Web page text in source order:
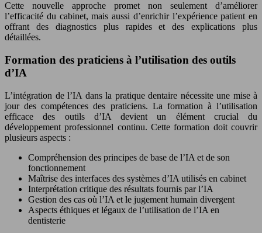
Cette nouvelle approche promet non seulement d’améliorer
l’efficacité du cabinet, mais aussi d’enrichir l’expérience patient en
offrant des diagnostics plus rapides et des explications plus
détaillées.
Formation des praticiens à l’utilisation des outils
d’IA
L’intégration de l’IA dans la pratique dentaire nécessite une mise à
jour des compétences des praticiens. La formation à l’utilisation
efficace des outils d’IA devient un élément crucial du
développement professionnel continu. Cette formation doit couvrir
plusieurs aspects :
Compréhension des principes de base de l’IA et de son
fonctionnement
Maîtrise des interfaces des systèmes d’IA utilisés en cabinet
Interprétation critique des résultats fournis par l’IA
Gestion des cas où l’IA et le jugement humain divergent
Aspects éthiques et légaux de l’utilisation de l’IA en
dentisterie